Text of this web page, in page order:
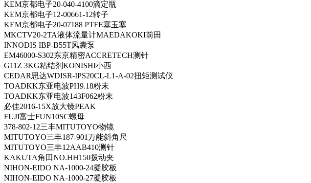
KEM京都电子20-040-4100滴定瓶
KEM京都电子12-00661-12转子
KEM京都电子20-07188 PTFE塞玉塞
MKCTV20-2TA液体流量计MAEDAKOKI前田
INNODIS IBP-B55T风囊泵
EM46000-S302东京精密ACCRETECH测针
G11Z 3KG粘结剂KONISHI小西
CEDAR思达WDISR-IPS20CL-L1-A-02扭矩测试仪
TOADKK东亚电波PH9.18粉末
TOADKK东亚电波143F062粉末
必佳2016-15X放大镜PEAK
FUJI富士FUN10SC螺母
378-802-12三丰MITUTOYO物镜
MITUTOYO三丰187-901万能斜角尺
MITUTOYO三丰12AAB410测针
KAKUTA角田NO.HH150拨动夹
NIHON-EIDO NA-1000-24凝胶板
NIHON-EIDO NA-1000-27凝胶板